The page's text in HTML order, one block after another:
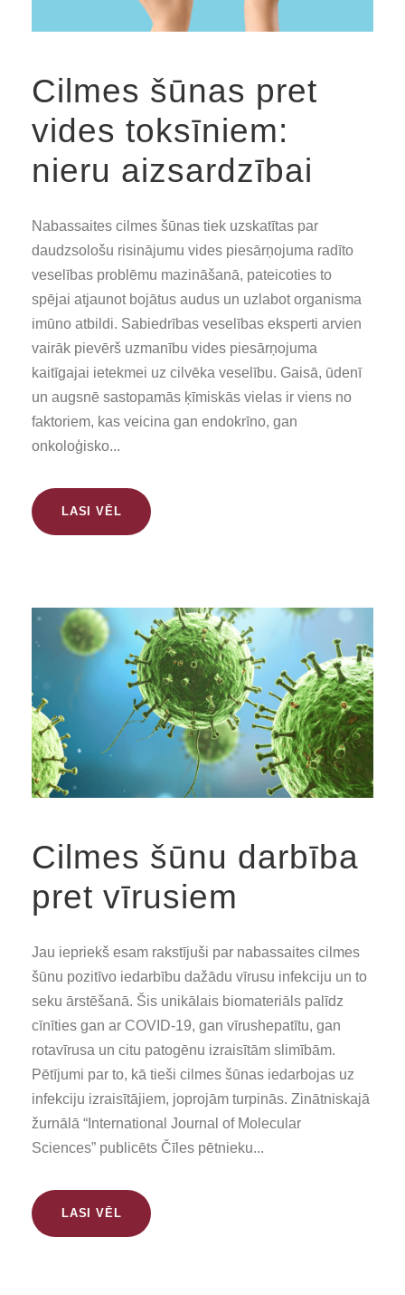
Cilmes šūnas pret
vides toksīniem:
nieru aizsardzībai
Nabassaites cilmes šūnas tiek uzskatītas par
daudzsološu risinājumu vides piesārņojuma radīto
veselības problēmu mazināšanā, pateicoties to
spējai atjaunot bojātus audus un uzlabot organisma
imūno atbildi. Sabiedrības veselības eksperti arvien
vairāk pievērš uzmanību vides piesārņojuma
kaitīgajai ietekmei uz cilvēka veselību. Gaisā, ūdenī
un augsnē sastopamās ķīmiskās vielas ir viens no
faktoriem, kas veicina gan endokrīno, gan
onkoloģisko...
LASI VĒL
Cilmes šūnu darbība
pret vīrusiem
Jau iepriekš esam rakstījuši par nabassaites cilmes
šūnu pozitīvo iedarbību dažādu vīrusu infekciju un to
seku ārstēšanā. Šis unikālais biomateriāls palīdz
cīnīties gan ar COVID-19, gan vīrushepatītu, gan
rotavīrusa un citu patogēnu izraisītām slimībām.
Pētījumi par to, kā tieši cilmes šūnas iedarbojas uz
infekciju izraisītājiem, joprojām turpinās. Zinātniskajā
žurnālā “International Journal of Molecular
Sciences” publicēts Čīles pētnieku...
LASI VĒL